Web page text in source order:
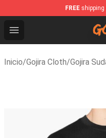
FREE shipping
Open menu
Gojira Shop - Official
Inicio/Gojira Cloth/Gojira